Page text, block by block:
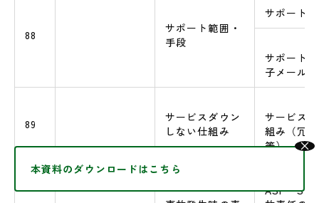
88
サポート範囲・
手段
サポート
サポート
子メール
89
サービス保証・
サービスダウン
しない仕組み
サービス
組み（冗
等）
ASP・
×
本資料のダウンロードはこちら